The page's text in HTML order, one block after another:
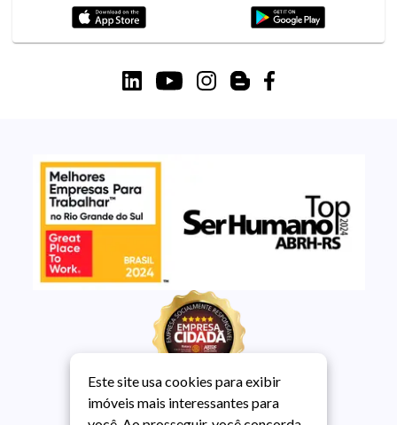
Este site usa cookies para exibir
imóveis mais interessantes para